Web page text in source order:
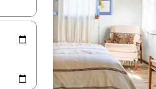
explore-os usando as seta para cima e